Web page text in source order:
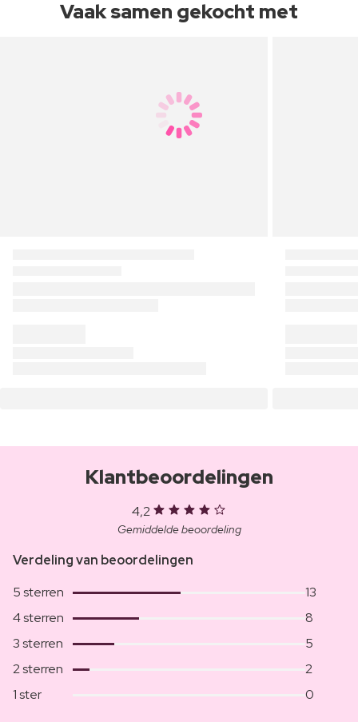
Vaak samen gekocht met
Klantbeoordelingen
4,2
Gemiddelde beoordeling
Verdeling van beoordelingen
5 sterren
13
4 sterren
8
3 sterren
5
2 sterren
2
1 ster
0